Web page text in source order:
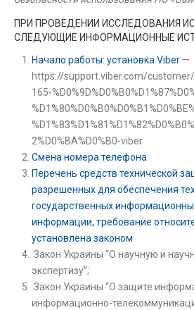
ПРИ ПРОВЕДЕНИИ ИССЛЕДОВАНИЯ
СЛЕДУЮЩИЕ ИНФОРМАЦИОННЫЕ
Начало работы: установка Viber —
https://support.viber.com/
165-
2%D0%BA%D0%B0-viber
Смена номера телефона
Перечень средств технической
разрешенных для обеспечения
государственных
информации, требование
установлена законом
Закон Украины “О научную и
экспертизу”;
Закон Украины “О защите
информационно-